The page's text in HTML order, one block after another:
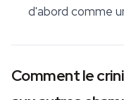
d'abord comme
Comment le